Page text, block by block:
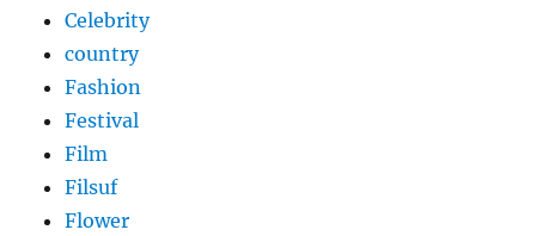
Celebrity
country
Fashion
Festival
Film
Filsuf
Flower